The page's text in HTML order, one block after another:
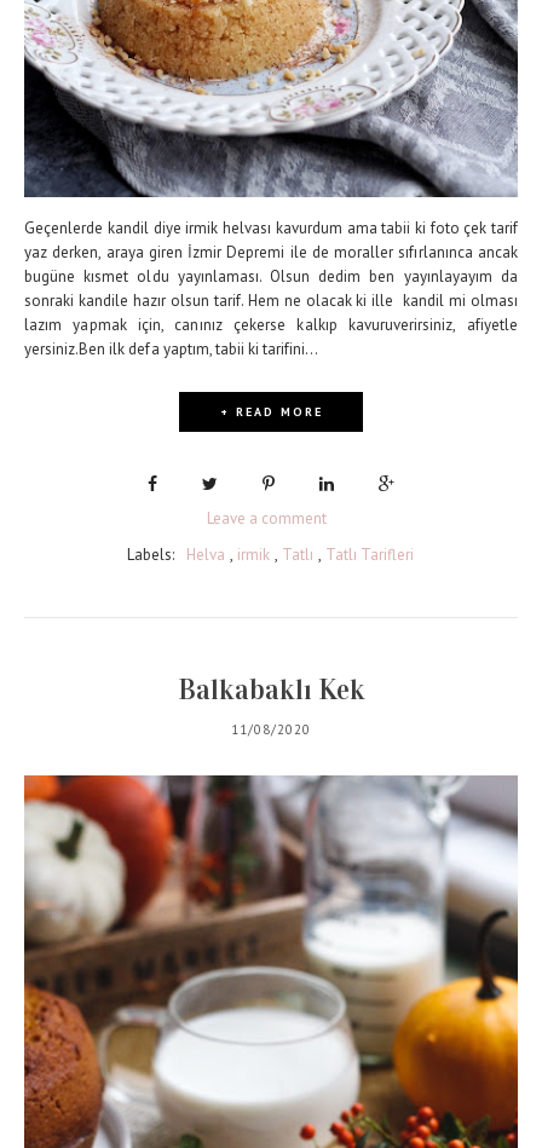
Geçenlerde kandil diye irmik helvası kavurdum ama tabii ki foto çek tarif
yaz derken, araya giren İzmir Depremi ile de moraller sıfırlanınca ancak
bugüne kısmet oldu yayınlaması. Olsun dedim ben yayınlayayım da
sonraki kandile hazır olsun tarif. Hem ne olacak ki ille kandil mi olması
lazım yapmak için, canınız çekerse kalkıp kavuruverirsiniz, afiyetle
yersiniz.Ben ilk defa yaptım, tabii ki tarifini...
+ READ MORE
Leave a comment
Labels:
Helva , irmik , Tatlı , Tatlı Tarifleri
Balkabaklı Kek
11/08/2020